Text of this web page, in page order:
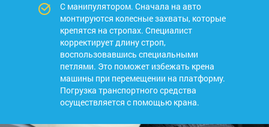
С манипулятором. Сначала на авто
монтируются колесные захваты, которые
крепятся на стропах. Специалист
корректирует длину строп,
воспользовавшись специальными
петлями. Это поможет избежать крена
машины при перемещении на платформу.
Погрузка транспортного средства
осуществляется с помощью крана.